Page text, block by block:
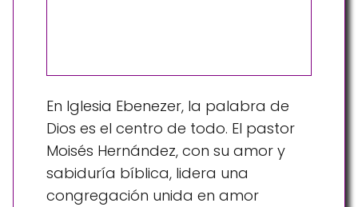
En Iglesia Ebenezer, la palabra de
Dios es el centro de todo. El pastor
Moisés Hernández, con su amor y
sabiduría bíblica, lidera una
congregación unida en amor